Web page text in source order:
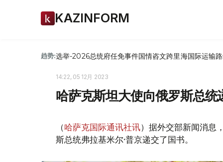
KAZINFORM
趋势:选举-2026总统府任免事件国情咨文跨里海国际运输
14:22, 05 12月 2023
哈萨克斯坦大使向俄罗斯总统
（哈萨克国际通讯社讯）据外交部新闻消息
斯总统弗拉基米尔·普京递交了国书。